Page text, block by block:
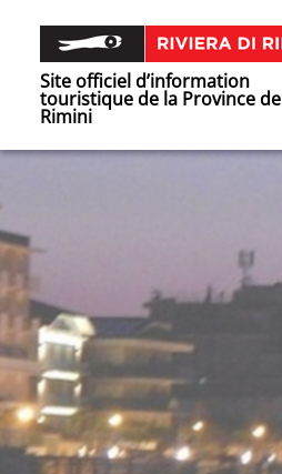
Site officiel d’information
touristique de la Province de
Rimini